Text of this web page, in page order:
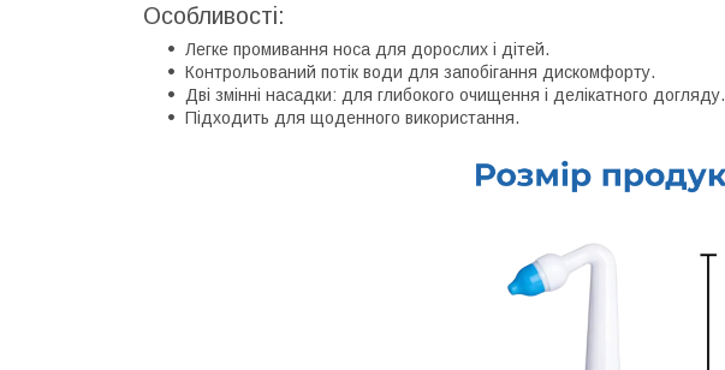
Особливості:
Легке промивання носа для дорослих і дітей.
Контрольований потік води для запобігання дискомфорту.
Дві змінні насадки: для глибокого очищення і делікатного догляду.
Підходить для щоденного використання.